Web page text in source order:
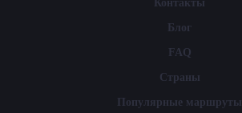
Контакты
Блог
FAQ
Страны
Популярные маршруты